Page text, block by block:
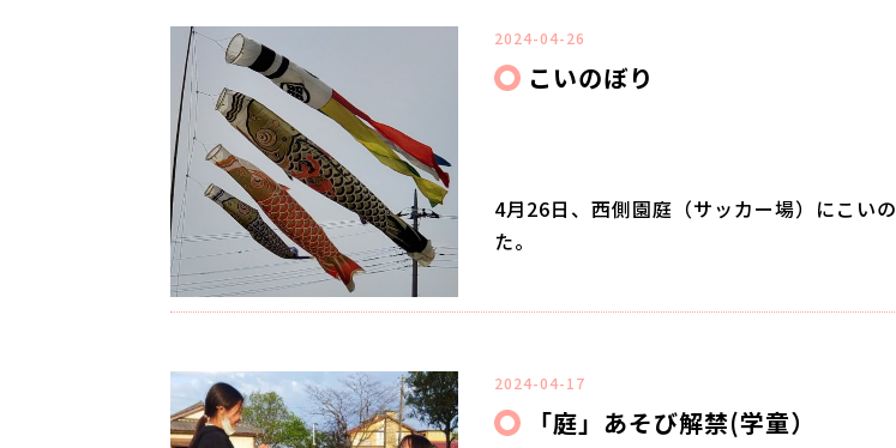
2024-04-26
こいのぼり
4月26日、西側園庭（サッカー場）にこい
た。
2024-04-17
「庭」あそび解禁(学童）